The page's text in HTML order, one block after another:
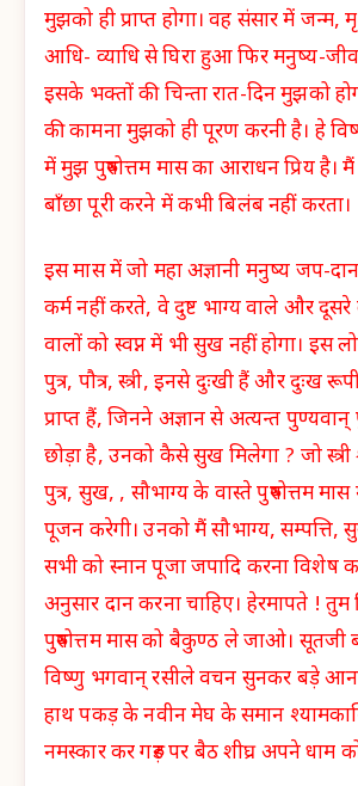
मुझको ही प्राप्त होगा। वह संसार में
आधि- व्याधि से घिरा हुआ फिर मनुष्य-
इसके भक्तों की चिन्ता रात-दिन मुझको
की कामना मुझको ही पूरण करनी है। हे
में मुझ पुरुषोत्तम मास का आराधन प्रिय है।
बाँछा पूरी करने में कभी बिलंब नहीं करता।
इस मास में जो महा अज्ञानी मनुष्य जप-
कर्म नहीं करते, वे दुष्ट भाग्य वाले और
वालों को स्वप्न में भी सुख नहीं होगा। इस
पुत्र, पौत्र, स्त्री, इनसे दुःखी हैं और दुःख
प्राप्त हैं, जिनने अज्ञान से अत्यन्त पुण्यवान्
छोड़ा है, उनको कैसे सुख मिलेगा ? जो स्त्री
पुत्र, सुख, , सौभाग्य के वास्ते पुरुषोत्तम मास
पूजन करेगी। उनको मैं सौभाग्य, सम्पत्ति,
सभी को स्नान पूजा जपादि करना विशेष
अनुसार दान करना चाहिए। हेरमापते ! तुम
पुरुषोत्तम मास को बैकुण्ठ ले जाओ। सूतजी
विष्णु भगवान् रसीले वचन सुनकर बड़े
हाथ पकड़ के नवीन मेघ के समान
नमस्कार कर गरुड़ पर बैठ शीघ्र अपने धाम